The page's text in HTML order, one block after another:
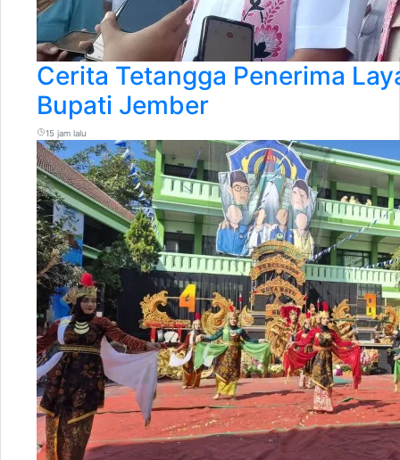
Cerita Tetangga Penerima
Bupati Jember
15 jam lalu